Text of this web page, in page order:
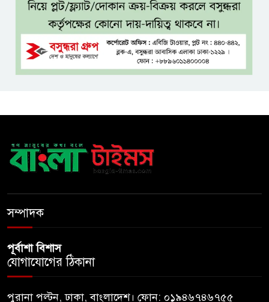
কম বয়সেই বন্ধ্যাত্বের ঝুঁকি?
নারীদের ৩ লক্ষণে সতর্ক হওয়ার
পরামর্শ
ব্যবহৃত রাখি ডাস্টবিনে ফেলেন?
ভুলেও নয়, জেনে নিন কী করা উচিত
বেসরকারি জ্বালানি তেল আমদানিতে
সম্পাদক
পূর্বাশা বিশাস
যোগাযোগের ঠিকানা
পুরানা পল্টন, ঢাকা, বাংলাদেশ। ফোন: ০১৯৪৬৭৪৬৭৫৫